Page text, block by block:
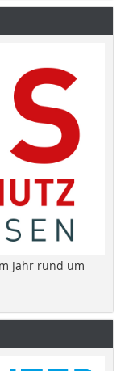
Jahr rund um